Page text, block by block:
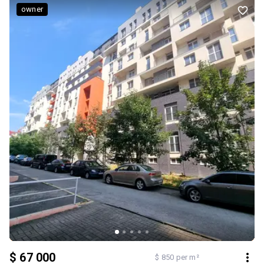
мешканцями. Дзвоніть/пишіть: 0639529253 / 0680771906
$ 67 000 $ 850 per m²
owner